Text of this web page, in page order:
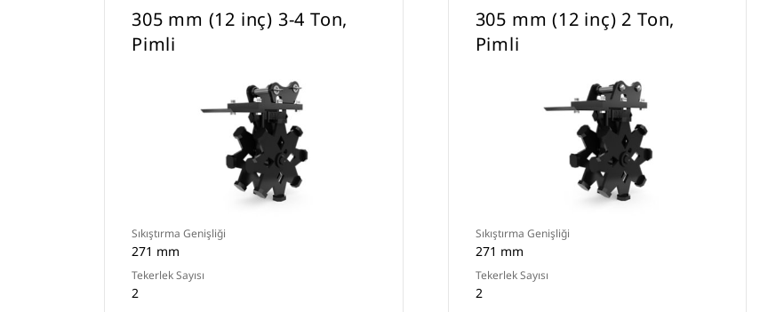
305 mm (12 inç) 3-4 Ton,
Pimli
Sıkıştırma Genişliği
271 mm
Tekerlek Sayısı
2
305 mm (12 inç) 2 Ton,
Pimli
Sıkıştırma Genişliği
271 mm
Tekerlek Sayısı
2